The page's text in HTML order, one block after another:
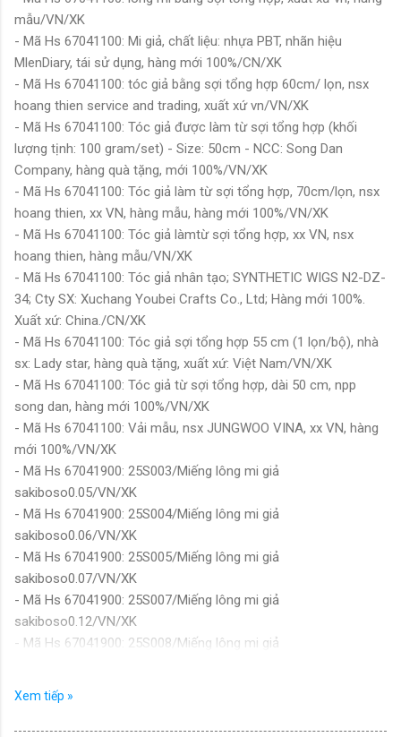
mẫu/VN/XK
- Mã Hs 67041100: Mi giả, chất liệu: nhựa PBT, nhãn hiệu
MlenDiary, tái sử dụng, hàng mới 100%/CN/XK
- Mã Hs 67041100: tóc giả bằng sợi tổng hợp 60cm/ lọn, nsx
hoang thien service and trading, xuất xứ vn/VN/XK
- Mã Hs 67041100: Tóc giả được làm từ sợi tổng hợp (khối
lượng tịnh: 100 gram/set) - Size: 50cm - NCC: Song Dan
Company, hàng quà tặng, mới 100%/VN/XK
- Mã Hs 67041100: Tóc giả làm từ sợi tổng hợp, 70cm/lọn, nsx
hoang thien, xx VN, hàng mẫu, hàng mới 100%/VN/XK
- Mã Hs 67041100: Tóc giả làmtừ sợi tổng hợp, xx VN, nsx
hoang thien, hàng mẫu/VN/XK
- Mã Hs 67041100: Tóc giả nhân tạo; SYNTHETIC WIGS N2-DZ-
34; Cty SX: Xuchang Youbei Crafts Co., Ltd; Hàng mới 100%.
Xuất xứ: China./CN/XK
- Mã Hs 67041100: Tóc giả sợi tổng hợp 55 cm (1 lọn/bộ), nhà
sx: Lady star, hàng quà tặng, xuất xứ: Việt Nam/VN/XK
- Mã Hs 67041100: Tóc giả từ sợi tổng hợp, dài 50 cm, npp
song dan, hàng mới 100%/VN/XK
- Mã Hs 67041100: Vải mẫu, nsx JUNGWOO VINA, xx VN, hàng
mới 100%/VN/XK
- Mã Hs 67041900: 25S003/Miếng lông mi giả
sakiboso0.05/VN/XK
- Mã Hs 67041900: 25S004/Miếng lông mi giả
sakiboso0.06/VN/XK
- Mã Hs 67041900: 25S005/Miếng lông mi giả
sakiboso0.07/VN/XK
- Mã Hs 67041900: 25S007/Miếng lông mi giả
sakiboso0.12/VN/XK
- Mã Hs 67041900: 25S008/Miếng lông mi giả
0.15/VN/XK
- Mã Hs 67041900: 25S048/Miếng lông mi giả Super Matte
Xem tiếp »